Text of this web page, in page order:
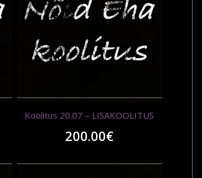
Koolitus 20.07 – LISAKOOLITUS
200.00€